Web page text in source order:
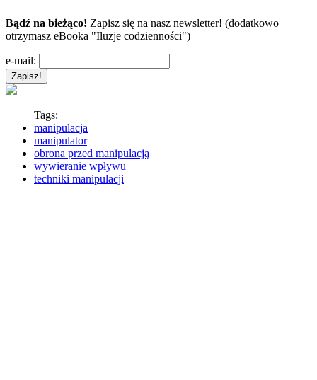
Bądź na bieżąco! Zapisz się na nasz newsletter! (dodatkowo
otrzymasz eBooka "Iluzje codzienności")
e-mail:
Tags:
manipulacja
manipulator
obrona przed manipulacją
wywieranie wpływu
techniki manipulacji